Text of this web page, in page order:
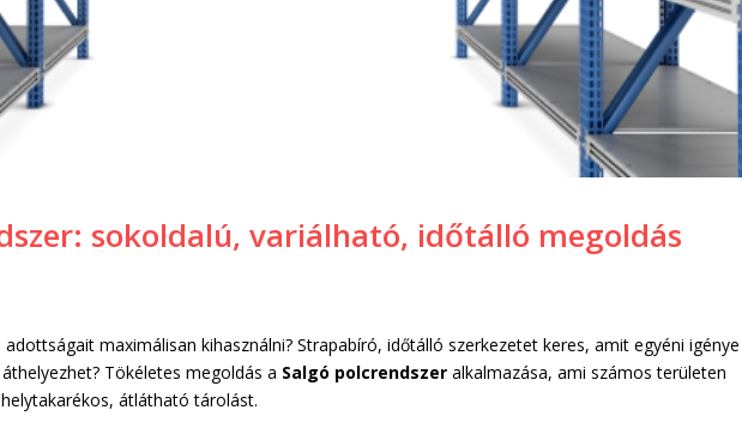
sokoldalú, variálható, időtálló megoldás
maximálisan kihasználni? Strapabíró, időtálló szerkezetet keres, amit egyéni igénye
Tökéletes megoldás a Salgó polcrendszer alkalmazása, ami számos területen
átlátható tárolást.